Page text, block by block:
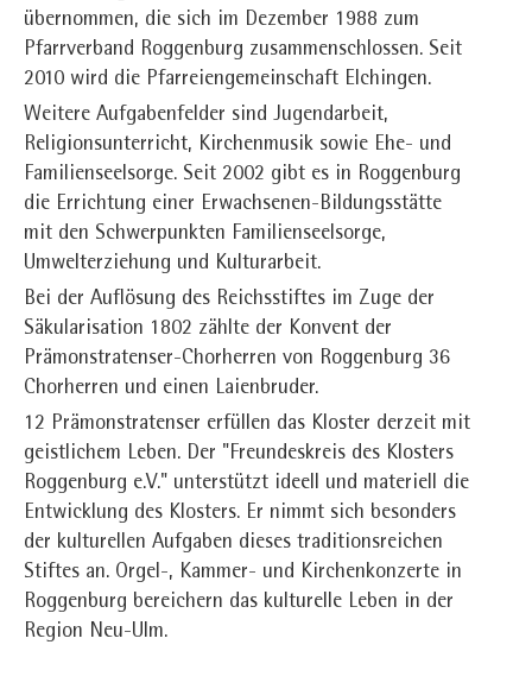
übernommen, die sich im Dezember 1988 zum
Pfarrverband Roggenburg zusammenschlossen. Seit
2010 wird die Pfarreiengemeinschaft Elchingen.
Weitere Aufgabenfelder sind Jugendarbeit,
Religionsunterricht, Kirchenmusik sowie Ehe- und
Familienseelsorge. Seit 2002 gibt es in Roggenburg
die Errichtung einer Erwachsenen-Bildungsstätte
mit den Schwerpunkten Familienseelsorge,
Umwelterziehung und Kulturarbeit.
Bei der Auflösung des Reichsstiftes im Zuge der
Säkularisation 1802 zählte der Konvent der
Prämonstratenser-Chorherren von Roggenburg 36
Chorherren und einen Laienbruder.
12 Prämonstratenser erfüllen das Kloster derzeit mit
geistlichem Leben. Der "Freundeskreis des Klosters
Roggenburg e.V." unterstützt ideell und materiell die
Entwicklung des Klosters. Er nimmt sich besonders
der kulturellen Aufgaben dieses traditionsreichen
Stiftes an. Orgel-, Kammer- und Kirchenkonzerte in
Roggenburg bereichern das kulturelle Leben in der
Region Neu-Ulm.